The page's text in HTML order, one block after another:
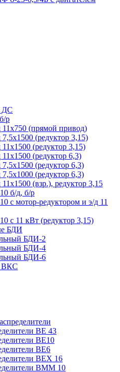
ДС
р
(прямой привод)
(редуктор 3,15)
(редуктор 3,15)
(редуктор 6,3)
(редуктор 6,3)
(редуктор 6,3)
(взр.), редуктор 3,15
б/д, б/р
с мотор-редуктором и э/д 11
с 11 кВт (редуктор 3,15)
БДИ
БДИ-2
БДИ-4
БДИ-6
ВКС
ВЕ 43
ВЕ10
ВЕ6
ВЕХ 16
ВММ 10